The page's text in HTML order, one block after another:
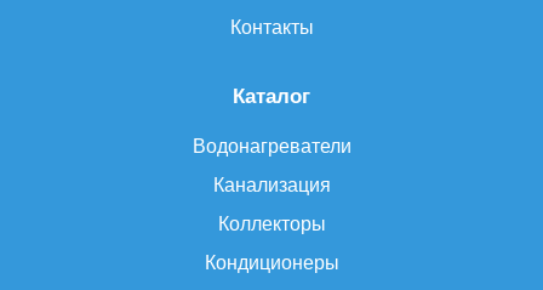
Каталог
Водонагреватели
Канализация
Коллекторы
Кондиционеры
Контакты